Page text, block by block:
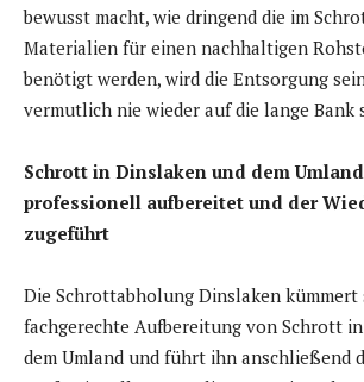
bewusst macht, wie dringend die im
Materialien für einen nachhaltigen
benötigt werden, wird die Entsorgung
vermutlich nie wieder auf die lange Bank
Schrott in Dinslaken und dem
professionell aufbereitet und der
zugeführt
Die Schrottabholung Dinslaken kümmert
fachgerechte Aufbereitung von Schrott
dem Umland und führt ihn anschließend